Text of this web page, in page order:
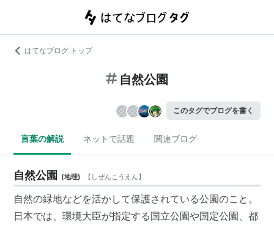
はてなブログ トップ
自然公園
このタグでブログを書く
言葉の解説 ネットで話題 関連ブログ
自然公園 (地理) 【 しぜんこうえん】
自然の緑地などを活かして保護されている公園のこと。
日本では、環境大臣が指定する国立公園や国定公園、都